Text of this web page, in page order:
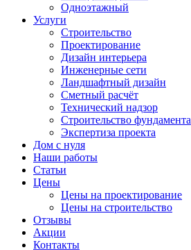
Одноэтажный
Услуги
Строительство
Проектирование
Дизайн интерьера
Инженерные сети
Ландшафтный дизайн
Сметный расчёт
Технический надзор
Строительство фундамента
Экспертиза проекта
Дом с нуля
Наши работы
Статьи
Цены
Цены на проектирование
Цены на строительство
Отзывы
Акции
Контакты